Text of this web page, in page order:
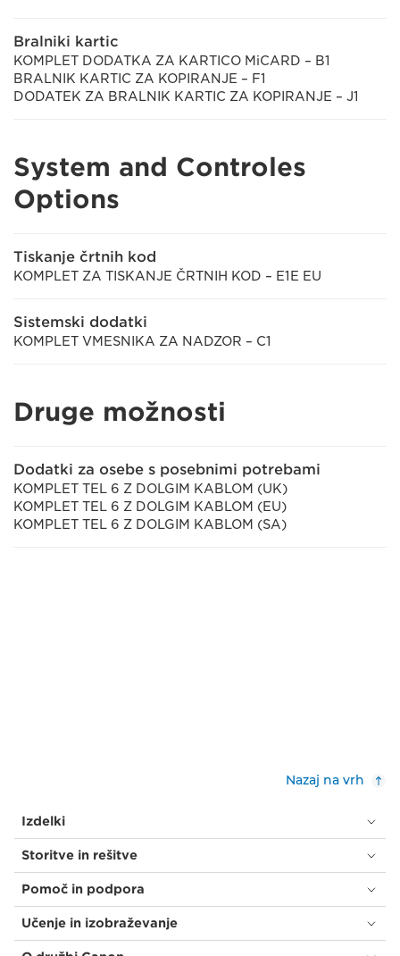
Bralniki kartic
KOMPLET DODATKA ZA KARTICO MiCARD – B1
BRALNIK KARTIC ZA KOPIRANJE – F1
DODATEK ZA BRALNIK KARTIC ZA KOPIRANJE – J1
System and Controles
Options
Tiskanje črtnih kod
KOMPLET ZA TISKANJE ČRTNIH KOD – E1E EU
Sistemski dodatki
KOMPLET VMESNIKA ZA NADZOR – C1
Druge možnosti
Dodatki za osebe s posebnimi potrebami
KOMPLET TEL 6 Z DOLGIM KABLOM (UK)
KOMPLET TEL 6 Z DOLGIM KABLOM (EU)
KOMPLET TEL 6 Z DOLGIM KABLOM (SA)
Nazaj na vrh
Izdelki
Storitve in rešitve
Pomoč in podpora
Učenje in izobraževanje